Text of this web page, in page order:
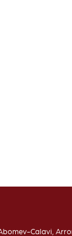
Calavi,